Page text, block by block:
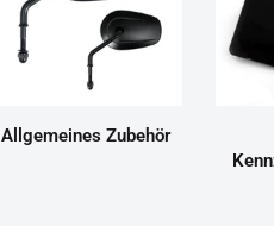
Allgemeines Zubehör